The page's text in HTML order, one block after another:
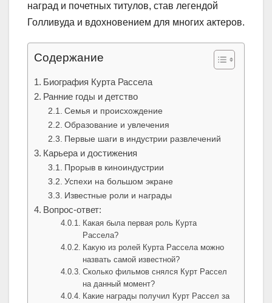
наград и почетных титулов, став легендой
Голливуда и вдохновением для многих актеров.
Содержание
Биография Курта Рассела
Ранние годы и детство
Семья и происхождение
Образование и увлечения
Первые шаги в индустрии развлечений
Карьера и достижения
Прорыв в киноиндустрии
Успехи на большом экране
Известные роли и награды
Вопрос-ответ:
Какая была первая роль Курта
Рассела?
Какую из ролей Курта Рассела можно
назвать самой известной?
Сколько фильмов снялся Курт Рассел
на данный момент?
Какие награды получил Курт Рассел за